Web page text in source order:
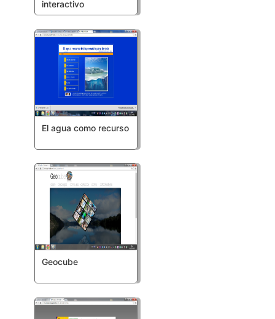
interactivo
El agua como recurso
Geocube